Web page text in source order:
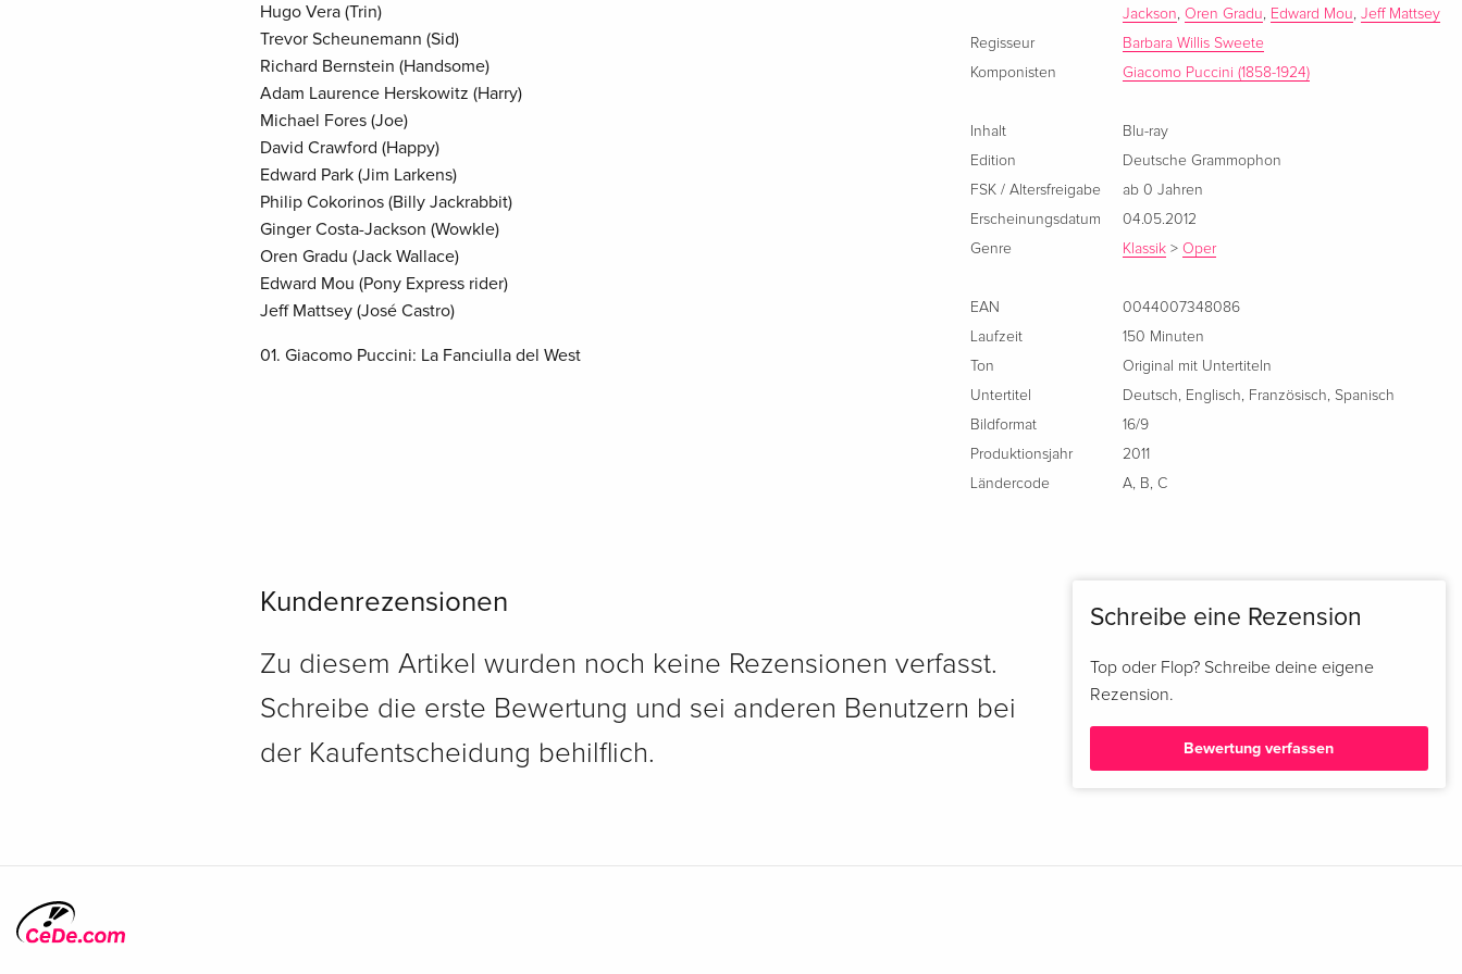
Hugo Vera (Trin)
Trevor Scheunemann (Sid)
Richard Bernstein (Handsome)
Adam Laurence Herskowitz (Harry)
Michael Fores (Joe)
David Crawford (Happy)
Edward Park (Jim Larkens)
Philip Cokorinos (Billy Jackrabbit)
Ginger Costa-Jackson (Wowkle)
Oren Gradu (Jack Wallace)
Edward Mou (Pony Express rider)
Jeff Mattsey (José Castro)
01. Giacomo Puccini: La Fanciulla del West
Jackson,Oren Gradu, Edward Mou,Jeff Mattsey
Regisseur
Barbara Willis Sweete
Komponisten
Giacomo Puccini (1858-1924)
Inhalt
Blu-ray
Edition
Deutsche Grammophon
FSK / Altersfreigabe
ab 0 Jahren
Erscheinungsdatum
04.05.2012
Genre
Klassik >Oper
EAN
0044007348086
Laufzeit
150 Minuten
Ton
Original mit Untertiteln
Untertitel
Deutsch, Englisch, Französisch,Spanisch
Bildformat
16/9
Produktionsjahr
2011
Ländercode
A, B,C
Kundenrezensionen
Zu diesem Artikel wurden noch keine Rezensionen verfasst.
Schreibe die erste Bewertung und sei anderen Benutzern bei
der Kaufentscheidung behilflich.
Schreibe eine Rezension
Top oder Flop? Schreibe deine eigene
Rezension.
Bewertung verfassen